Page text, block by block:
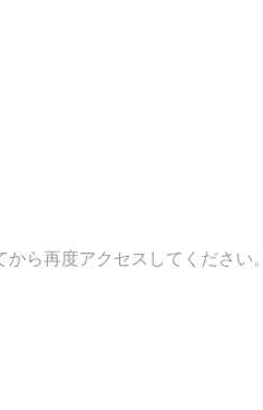
ら再度アクセスしてください。